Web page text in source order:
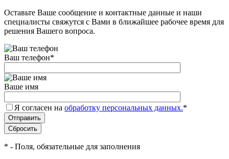
Оставьте Ваше сообщение и контактные данные и наши
специалисты свяжутся с Вами в ближайшее рабочее время для
решения Вашего вопроса.
Ваш телефон*
Ваше имя
Я согласен на обработку персональных данных.*
* - Поля, обязательные для заполнения